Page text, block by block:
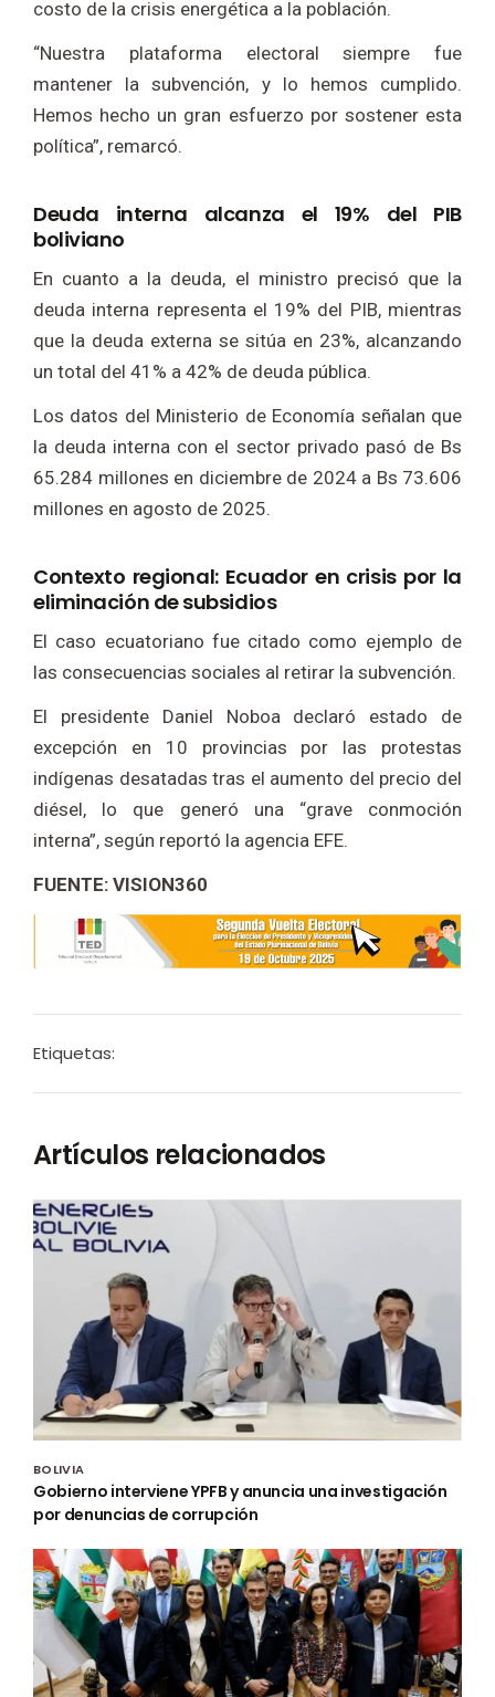
costo de la crisis energética a la población.
“Nuestra plataforma electoral siempre fue
mantener la subvención, y lo hemos cumplido.
Hemos hecho un gran esfuerzo por sostener esta
política”, remarcó.
Deuda interna alcanza el 19% del PIB
boliviano
En cuanto a la deuda, el ministro precisó que la
deuda interna representa el 19% del PIB, mientras
que la deuda externa se sitúa en 23%, alcanzando
un total del 41% a 42% de deuda pública.
Los datos del Ministerio de Economía señalan que
la deuda interna con el sector privado pasó de Bs
65.284 millones en diciembre de 2024 a Bs 73.606
millones en agosto de 2025.
Contexto regional: Ecuador en crisis por la
eliminación de subsidios
El caso ecuatoriano fue citado como ejemplo de
las consecuencias sociales al retirar la subvención.
El presidente Daniel Noboa declaró estado de
excepción en 10 provincias por las protestas
indígenas desatadas tras el aumento del precio del
diésel, lo que generó una “grave conmoción
interna”, según reportó la agencia EFE.
FUENTE: VISION360
Etiquetas:
Artículos relacionados
BOLIVIA
Gobierno interviene YPFB y anuncia una investigación
por denuncias de corrupción